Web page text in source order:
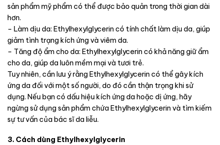
sản phẩm mỹ phẩm có thể được bảo quản trong thời gian dài
hơn.
– Làm dịu da: Ethylhexylglycerin có tính chất làm dịu da, giúp
giảm tình trạng kích ứng và viêm da.
– Tăng độ ẩm cho da: Ethylhexylglycerin có khả năng giữ ẩm
cho da, giúp da luôn mềm mại và tươi trẻ.
Tuy nhiên, cần lưu ý rằng Ethylhexylglycerin có thể gây kích
ứng da đối với một số người, do đó cần thận trọng khi sử
dụng. Nếu bạn có dấu hiệu kích ứng da hoặc dị ứng, hãy
ngừng sử dụng sản phẩm chứa Ethylhexylglycerin và tìm kiếm
sự tư vấn của bác sĩ da liễu.
3. Cách dùng Ethylhexylglycerin